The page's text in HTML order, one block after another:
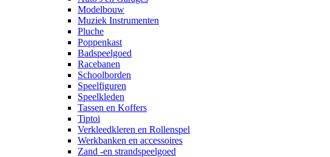
Modelbouw
Muziek Instrumenten
Pluche
Poppenkast
Badspeelgoed
Racebanen
Schoolborden
Speelfiguren
Speelkleden
Tassen en Koffers
Tiptoi
Verkleedkleren en Rollenspel
Werkbanken en accessoires
Zand -en strandspeelgoed